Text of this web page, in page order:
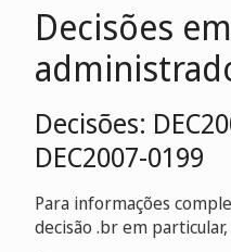
Decisões
Decisões:
DEC2007-0199
Para informações
decisão .br em